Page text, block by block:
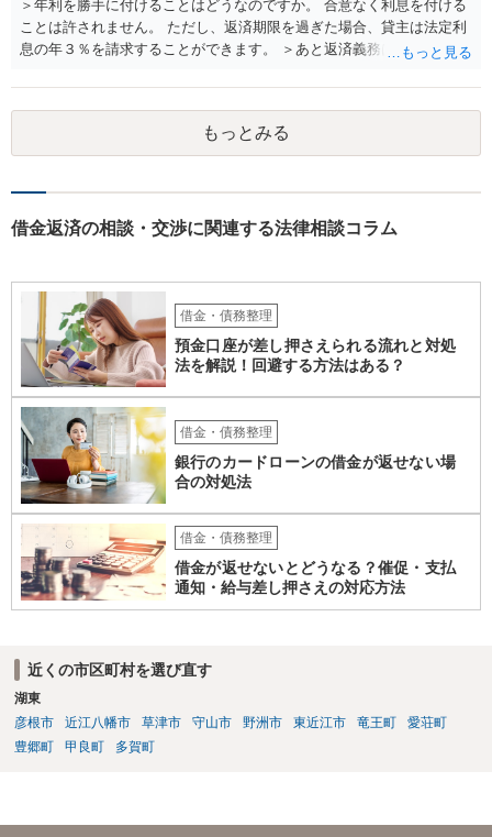
＞年利を勝手に付けることはどうなのですか。 合意なく利息を付ける
ことは許されません。 ただし、返済期限を過ぎた場合、貸主は法定利
息の年３％を請求することができます。 ＞あと返済義務はありますか
りたお金は返さなければいけませんし、勝手につけた利息は返済不要
です。 以上、ご参考まで。
もっとみる
借金返済の相談・交渉に関連する法律相談コラム
借金・債務整理
預金口座が差し押さえられる流れと対処
法を解説！回避する方法はある？
借金・債務整理
銀行のカードローンの借金が返せない場
合の対処法
借金・債務整理
借金が返せないとどうなる？催促・支払
通知・給与差し押さえの対応方法
近くの市区町村を選び直す
湖東
彦根市
近江八幡市 草津市 守山市 野洲市 東近江市 竜王町
愛荘町
豊郷町
甲良町 多賀町